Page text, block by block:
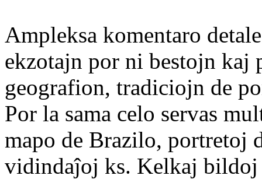
Ampleksa komentaro
ekzotajn por ni bestojn kaj
geografion, tradiciojn de
Por la sama celo servas
mapo de Brazilo, portretoj
vidindaĵoj ks. Kelkaj bildoj